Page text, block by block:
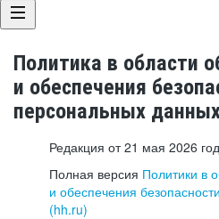
Политика в области
и обеспечения
персональных
Редакция от 21 мая 2026
Полная версия Политики в
и обеспечения
(hh.ru)